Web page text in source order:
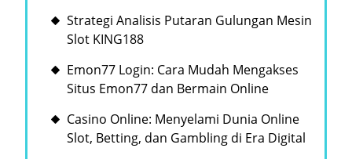
Strategi Analisis Putaran Gulungan Mesin
Slot KING188
Emon77 Login: Cara Mudah Mengakses
Situs Emon77 dan Bermain Online
Casino Online: Menyelami Dunia Online
Slot, Betting, dan Gambling di Era Digital